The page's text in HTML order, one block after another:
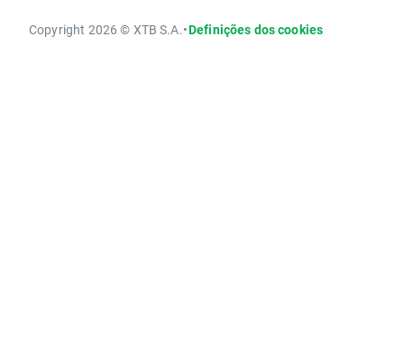
Copyright 2026 © XTB S.A.•Definições dos cookies